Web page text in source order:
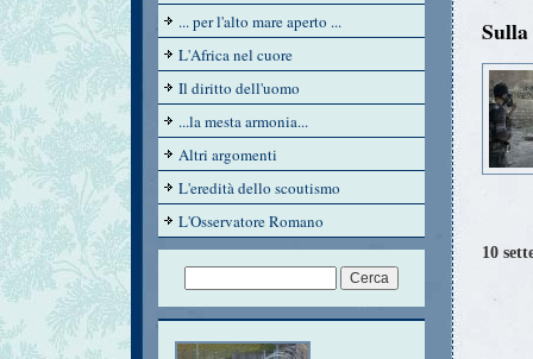
10
... per l'alto mare aperto ...
L'Africa nel cuore
Il diritto dell'uomo
...la mesta armonia...
Altri argomenti
L'eredità dello scoutismo
L'Osservatore Romano